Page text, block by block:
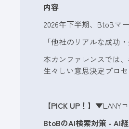
内容
2026年下半期、BtoBマ
「他社のリアルな成功
本カンファレンスでは
生々しい意思決定プロ
【PICK UP！】 ▼LANY
BtoBのAI検索対策 - AI